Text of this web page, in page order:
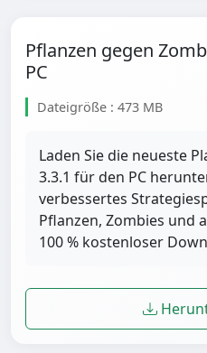
Pflanzen gegen
PC
Dateigröße : 473 MB
Laden Sie die neueste
3.3.1 für den PC
verbessertes
Pflanzen, Zombies und
100 % kostenloser